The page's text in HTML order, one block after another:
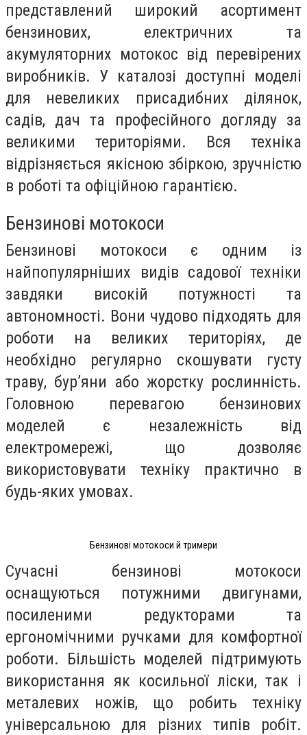
представлений широкий асортимент
бензинових, електричних та
акумуляторних мотокос від перевірених
виробників. У каталозі доступні моделі
для невеликих присадибних ділянок,
садів, дач та професійного догляду за
великими територіями. Вся техніка
відрізняється якісною збіркою, зручністю
в роботі та офіційною гарантією.
Бензинові мотокоси
Бензинові мотокоси є одним із
найпопулярніших видів садової техніки
завдяки високій потужності та
автономності. Вони чудово підходять для
роботи на великих територіях, де
необхідно регулярно скошувати густу
траву, бур’яни або жорстку рослинність.
Головною перевагою бензинових
моделей є незалежність від
електромережі, що дозволяє
використовувати техніку практично в
будь-яких умовах.
Бензинові мотокоси й тримери
Сучасні бензинові мотокоси
оснащуються потужними двигунами,
посиленими редукторами та
ергономічними ручками для комфортної
роботи. Більшість моделей підтримують
використання як косильної ліски, так і
металевих ножів, що робить техніку
універсальною для різних типів робіт.